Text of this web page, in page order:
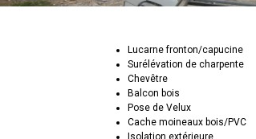
Lucarne fronton/capucine
Surélévation de charpente
Chevêtre
Balcon bois
Pose de Velux
Cache moineaux bois/PVC
Isolation extérieure